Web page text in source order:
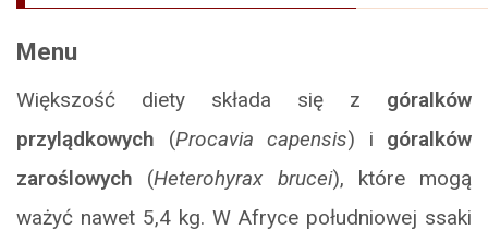
Menu
Większość diety składa się z góralków
przylądkowych (Procavia capensis) i góralków
zaroślowych (Heterohyrax brucei), które mogą
ważyć nawet 5,4 kg. W Afryce południowej ssaki